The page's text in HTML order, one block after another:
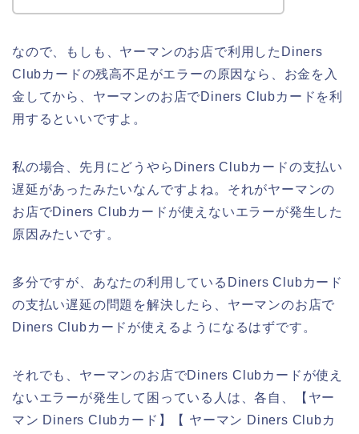
なので、もしも、ヤーマンのお店で利用したDiners
Clubカードの残高不足がエラーの原因なら、お金を入
金してから、ヤーマンのお店でDiners Clubカードを利
用するといいですよ。
私の場合、先月にどうやらDiners Clubカードの支払い
遅延があったみたいなんですよね。それがヤーマンの
お店でDiners Clubカードが使えないエラーが発生した
原因みたいです。
多分ですが、あなたの利用しているDiners Clubカード
の支払い遅延の問題を解決したら、ヤーマンのお店で
Diners Clubカードが使えるようになるはずです。
それでも、ヤーマンのお店でDiners Clubカードが使え
ないエラーが発生して困っている人は、各自、【ヤー
マン Diners Clubカード】【 ヤーマン Diners Clubカ